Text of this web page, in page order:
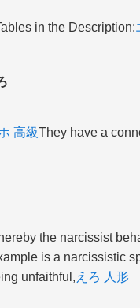
in the Description:
高級They have a
the narcissist
is a narcissistic
unfaithful, えろ 人形